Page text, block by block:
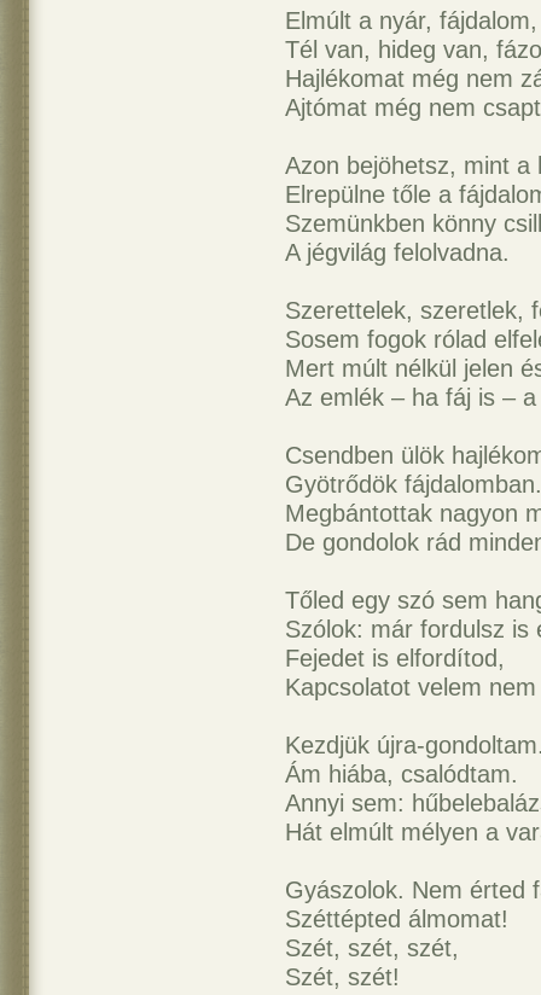
Elmúlt a nyár, fájdalom,
Tél van, hideg van,
Hajlékomat még nem
Ajtómat még nem
Azon bejöhetsz, mint a
Elrepülne tőle a
Szemünkben könny
A jégvilág felolvadna.
Szerettelek, szeretlek,
Sosem fogok rólad
Mert múlt nélkül jelen
Az emlék – ha fáj is –
Csendben ülök
Gyötrődök fájdalomban.
Megbántottak nagyon
De gondolok rád
Tőled egy szó sem
Szólok: már fordulsz is
Fejedet is elfordítod,
Kapcsolatot velem
Kezdjük újra-
Ám hiába, csalódtam.
Annyi sem:
Hát elmúlt mélyen a
Gyászolok. Nem érted
Széttépted álmomat!
Szét, szét, szét,
Szét, szét!